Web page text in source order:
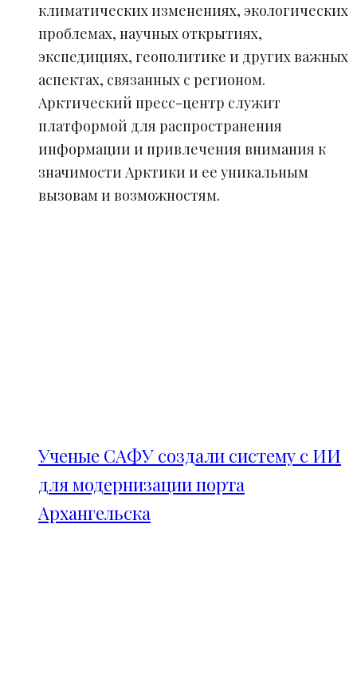
климатических изменениях, экологических
проблемах, научных открытиях,
экспедициях, геополитике и других важных
аспектах, связанных с регионом.
Арктический пресс-центр служит
платформой для распространения
информации и привлечения внимания к
значимости Арктики и ее уникальным
вызовам и возможностям.
Ученые САФУ создали систему с ИИ
для модернизации порта
Архангельска